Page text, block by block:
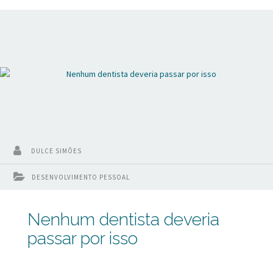
DESENVOLVIMENTO PESSOAL
DULCE SIMÕES
Nenhum dentista deveria
passar por isso